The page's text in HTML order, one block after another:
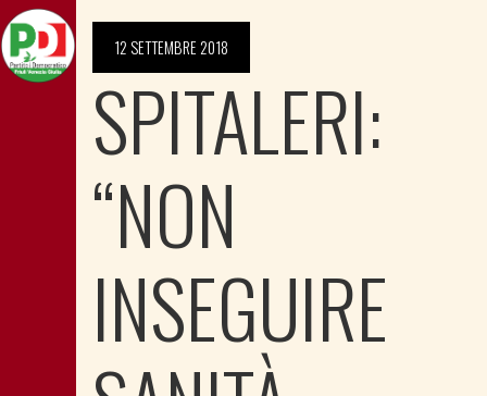
12 SETTEMBRE 2018
SPITALERI:
“NON
INSEGUIRE